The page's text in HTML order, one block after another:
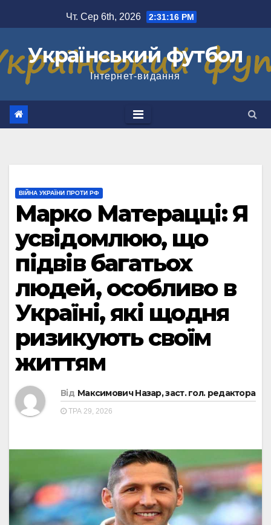
до
Чт. Сер 6th, 2026 2:31:17 PM
Український футбол
Інтернет-видання
ВІЙНА УКРАЇНИ ПРОТИ РФ
Марко Матерацці: Я
усвідомлюю, що
підвів багатьох
людей, особливо в
Україні, які щодня
ризикують своїм
життям
Від Максимович Назар, заст. гол. редактора
ТРА 29, 2026